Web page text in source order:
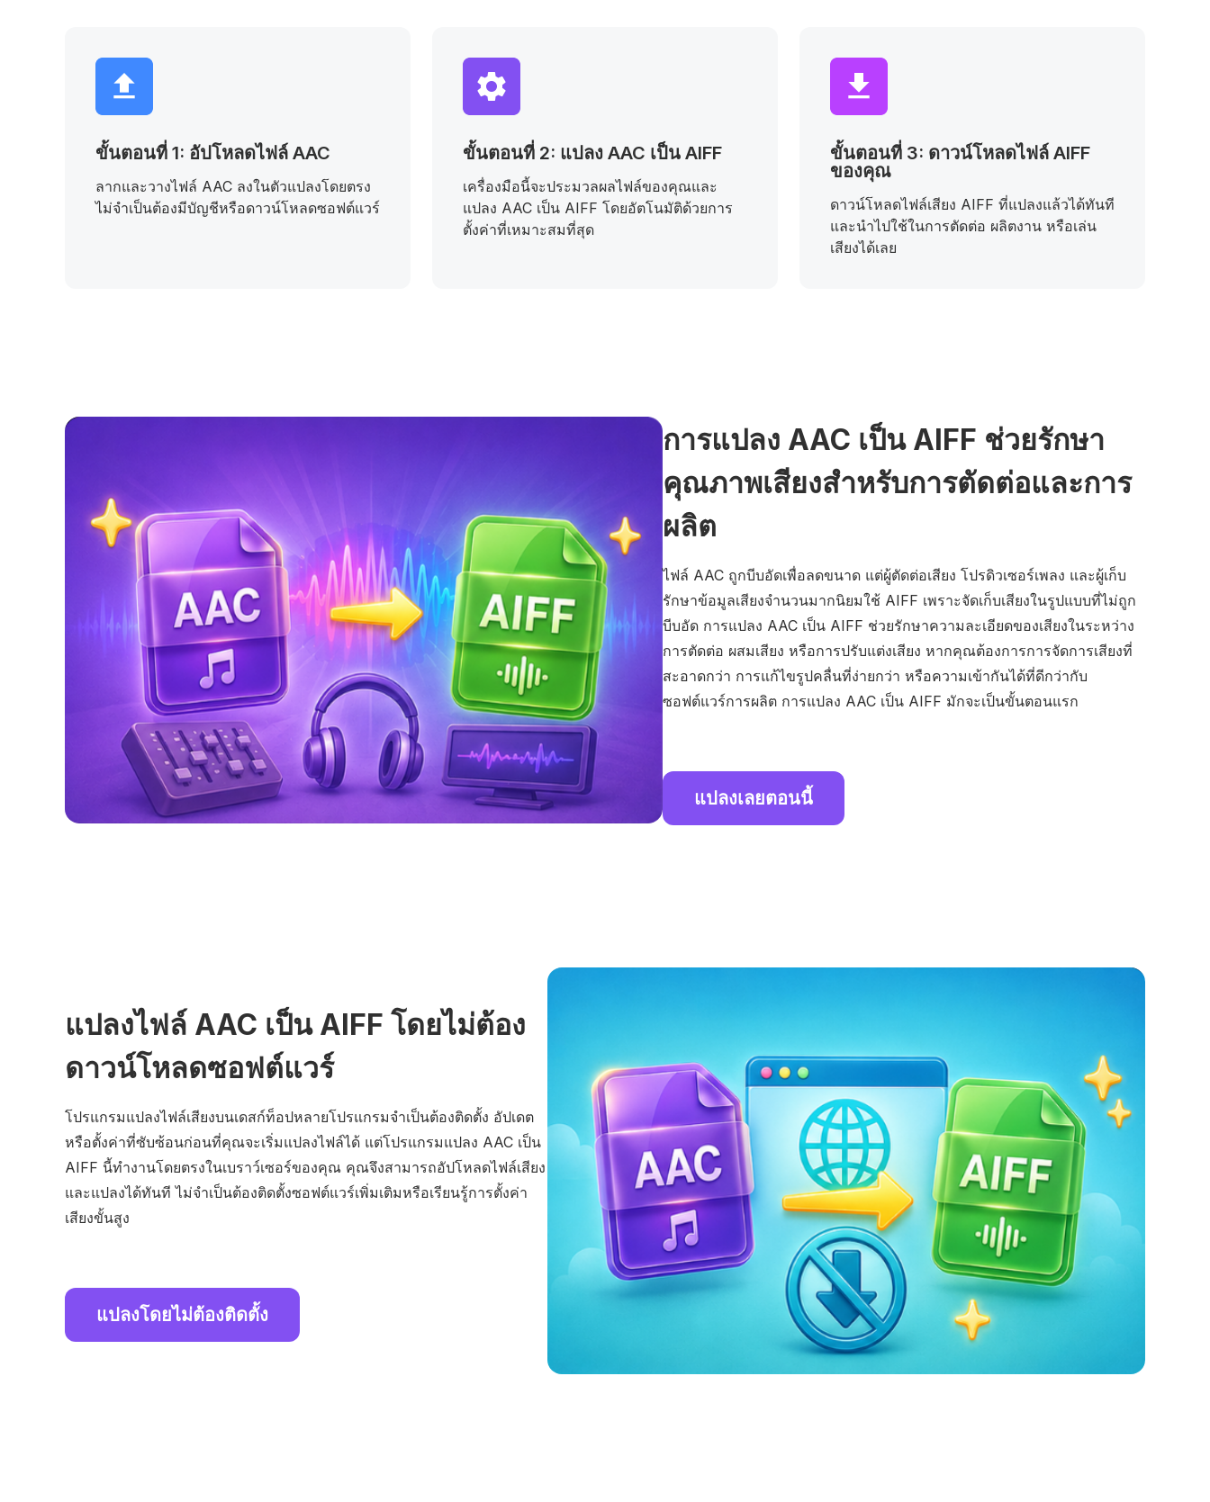
ขั้นตอนที่ 1: อัปโหลดไฟล์ AAC
ลากและวางไฟล์ AAC ลงในตัวแปลงโดยตรง
ไม่จำเป็นต้องมีบัญชีหรือดาวน์โหลดซอฟต์แวร์
ขั้นตอนที่ 2: แปลง AAC เป็น AIFF
เครื่องมือนี้จะประมวลผลไฟล์ของคุณและ
แปลง AAC เป็น AIFF โดยอัตโนมัติด้วยการ
ตั้งค่าที่เหมาะสมที่สุด
ขั้นตอนที่ 3: ดาวน์โหลดไฟล์ AIFF
ของคุณ
ดาวน์โหลดไฟล์เสียง AIFF ที่แปลงแล้วได้ทันที
และนำไปใช้ในการตัดต่อ ผลิตงาน หรือเล่น
เสียงได้เลย
การแปลง AAC เป็น AIFF ช่วยรักษา
คุณภาพเสียงสำหรับการตัดต่อและการ
ผลิต
ไฟล์ AAC ถูกบีบอัดเพื่อลดขนาด แต่ผู้ตัดต่อเสียง โปรดิวเซอร์เพลง และผู้เก็บ
รักษาข้อมูลเสียงจำนวนมากนิยมใช้ AIFF เพราะจัดเก็บเสียงในรูปแบบที่ไม่ถูก
บีบอัด การแปลง AAC เป็น AIFF ช่วยรักษาความละเอียดของเสียงในระหว่าง
การตัดต่อ ผสมเสียง หรือการปรับแต่งเสียง หากคุณต้องการการจัดการเสียงที่
สะอาดกว่า การแก้ไขรูปคลื่นที่ง่ายกว่า หรือความเข้ากันได้ที่ดีกว่ากับ
ซอฟต์แวร์การผลิต การแปลง AAC เป็น AIFF มักจะเป็นขั้นตอนแรก
แปลงเลยตอนนี้
แปลงไฟล์ AAC เป็น AIFF โดยไม่ต้อง
ดาวน์โหลดซอฟต์แวร์
โปรแกรมแปลงไฟล์เสียงบนเดสก์ท็อปหลายโปรแกรมจำเป็นต้องติดตั้ง อัปเดต
หรือตั้งค่าที่ซับซ้อนก่อนที่คุณจะเริ่มแปลงไฟล์ได้ แต่โปรแกรมแปลง AAC เป็น
AIFF นี้ทำงานโดยตรงในเบราว์เซอร์ของคุณ คุณจึงสามารถอัปโหลดไฟล์เสียง
และแปลงได้ทันที ไม่จำเป็นต้องติดตั้งซอฟต์แวร์เพิ่มเติมหรือเรียนรู้การตั้งค่า
เสียงขั้นสูง
แปลงโดยไม่ต้องติดตั้ง